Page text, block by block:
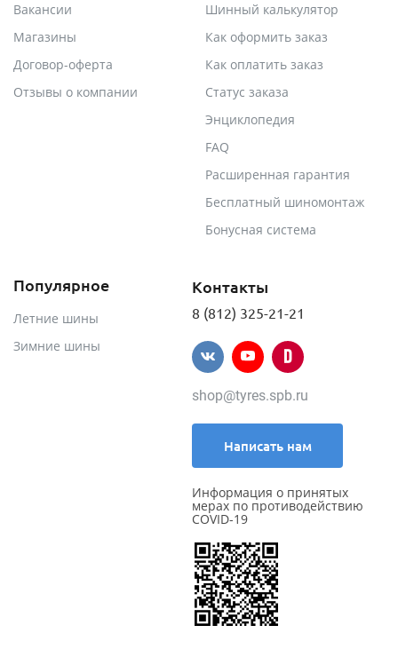
Вакансии
Магазины
Договор-оферта
Отзывы о компании
Шинный калькулятор
Как оформить заказ
Как оплатить заказ
Статус заказа
Энциклопедия
FAQ
Расширенная гарантия
Бесплатный шиномонтаж
Бонусная система
Популярное
Летние шины
Зимние шины
Контакты
8 (812) 325-21-21
shop@tyres.spb.ru
Написать нам
Информация о принятых
мерах по противодействию
COVID-19